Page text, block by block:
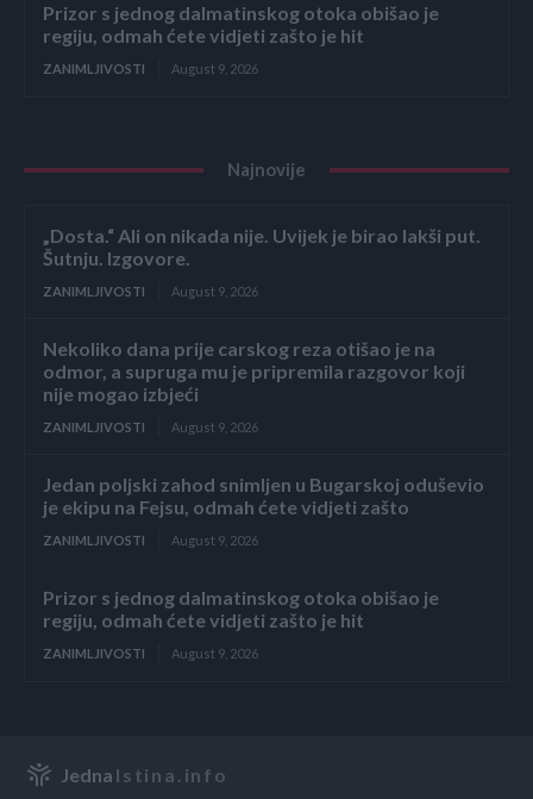
Prizor s jednog dalmatinskog otoka obišao je
regiju, odmah ćete vidjeti zašto je hit
ZANIMLJIVOSTI August 9, 2026
Najnovije
„Dosta.“ Ali on nikada nije. Uvijek je birao lakši put.
Šutnju. Izgovore.
ZANIMLJIVOSTI August 9, 2026
Nekoliko dana prije carskog reza otišao je na
odmor, a supruga mu je pripremila razgovor koji
nije mogao izbjeći
ZANIMLJIVOSTI August 9, 2026
Jedan poljski zahod snimljen u Bugarskoj oduševio
je ekipu na Fejsu, odmah ćete vidjeti zašto
ZANIMLJIVOSTI August 9, 2026
Prizor s jednog dalmatinskog otoka obišao je
regiju, odmah ćete vidjeti zašto je hit
ZANIMLJIVOSTI August 9, 2026
Jedna Istina.info